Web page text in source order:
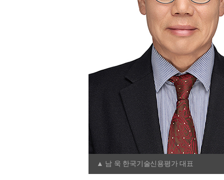
▲ 남 욱 한국기술신용평가 대표